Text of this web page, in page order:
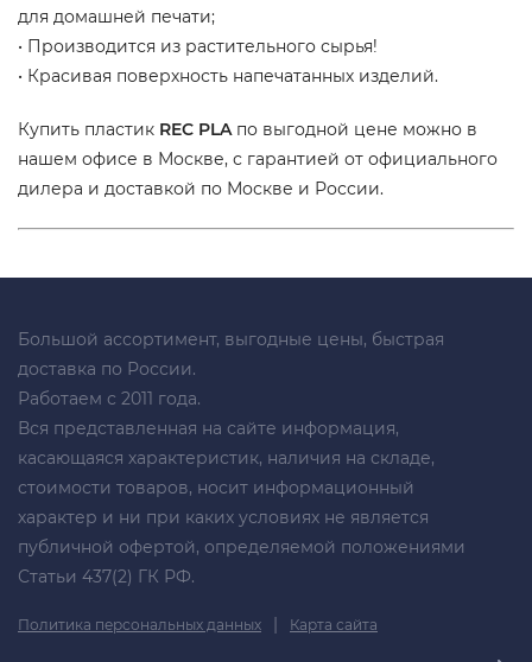
для домашней печати;
• Производится из растительного сырья!
• Красивая поверхность напечатанных изделий.
Купить пластик REC PLAпо выгодной цене можно в
нашем офисе в Москве, с гарантией от официального
дилера и доставкой по Москве и России.
Большой ассортимент, выгодные цены, быстрая
доставка по России.
Работаем с 2011 года.
Вся представленная на сайте информация,
касающаяся характеристик, наличия на складе,
стоимости товаров, носит информационный
характер и ни при каких условиях не является
публичной офертой, определяемой положениями
Статьи 437(2) ГК РФ.
Политика персональных данных Карта сайта